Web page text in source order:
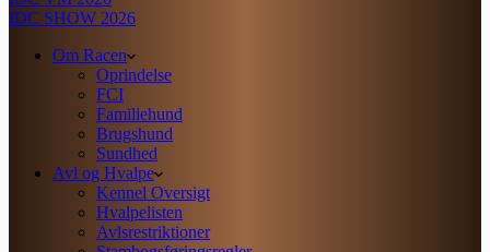
IDC SHOW 2026
Om Racen
Oprindelse
FCI
Familiehund
Brugshund
Sundhed
Avl og Hvalpe
Kennel Oversigt
Hvalpelisten
Avlsrestriktioner